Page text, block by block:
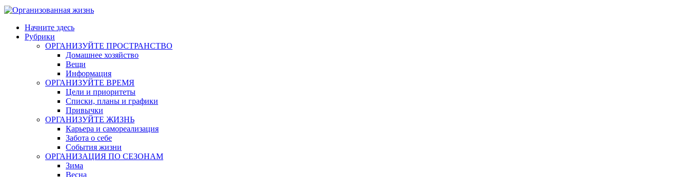
Начните здесь
Рубрики
ОРГАНИЗУЙТЕ ПРОСТРАНСТВО
Домашнее хозяйство
Вещи
Информация
ОРГАНИЗУЙТЕ ВРЕМЯ
Цели и приоритеты
Списки, планы и графики
Привычки
ОРГАНИЗУЙТЕ ЖИЗНЬ
Карьера и самореализация
Забота о себе
События жизни
ОРГАНИЗАЦИЯ ПО СЕЗОНАМ
Зима
Весна